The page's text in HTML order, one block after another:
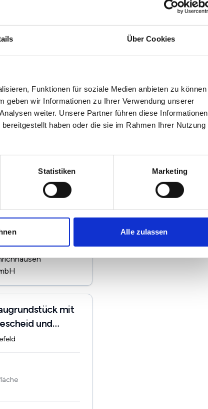
Über Cookies
Funktionen für soziale Medien anbieten zu können
geben wir Informationen zu Ihrer Verwendung unserer
weiter. Unsere Partner führen diese Informationen
haben oder die sie im Rahmen Ihrer Nutzung
Statistiken Marketing
Alle zulassen
Deutschland GmbH
mit
und